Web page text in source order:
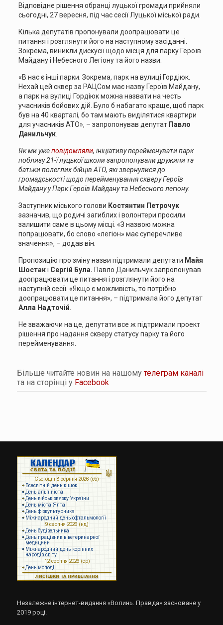
Відповідне рішення обранці луцької громади прийняли
сьогодні, 27 вересня, під час сесії Луцької міської ради.
Кілька депутатів пропонували доопрацювати це
питання і розглянути його на наступному засіданні.
Зокрема, виникли дискусії щодо місця для парку Героїв
Майдану і Небесного Легіону та його назви.
«В нас є інші парки. Зокрема, парк на вулиці Гордіюк.
Нехай цей сквер за РАЦСом має назву Героїв Майдану,
а парк на вулиці Гордіюк можна назвати на честь
учасників бойових дій. Було б набагато краще, щоб парк
був на 40 кварталі, бо там мають виділятися квартири
для учасників АТО», – запропонував депутат Павло
Данильчук
Як ми ужеповідомляли, ініціативу перейменувати парк
поблизу 21-ї луцької школи запропонували дружини та
батьки полеглих бійців АТО, які звернулися до
громадськості щодо перейменування скверу Героїв
Майдану у Парк Героїв Майдану та Небесного легіону.
Заступник міського голови Костянтин Петрочук
зазначив, що родичі загиблих і волонтери просили
залишити саме в цьому місці. «З назвою можна
попрацювати, бо слово «легіон» має суперечливе
значення», – додав він.
Пропозицію про зміну назви підтримали депутати Майя
Шостакі Сергій Була. Павло Данильчук запропонував
доопрацювати це питання і розглянути його на
наступній сесії. «Якщо є можливість, то потрібно
доопрацювати це питання», – підтримала його депутат
Алла Надточій
Не зважаючи на це, депутати все ж підтримали проект
рішення про надання скверу статусу парку та його
перейменування.
Більше читайте новин на нашомутелеграм каналі
та на сторінці у Facebook
Незалежне інтернет-видання «Волинь. Правда» засноване у
2019 році.